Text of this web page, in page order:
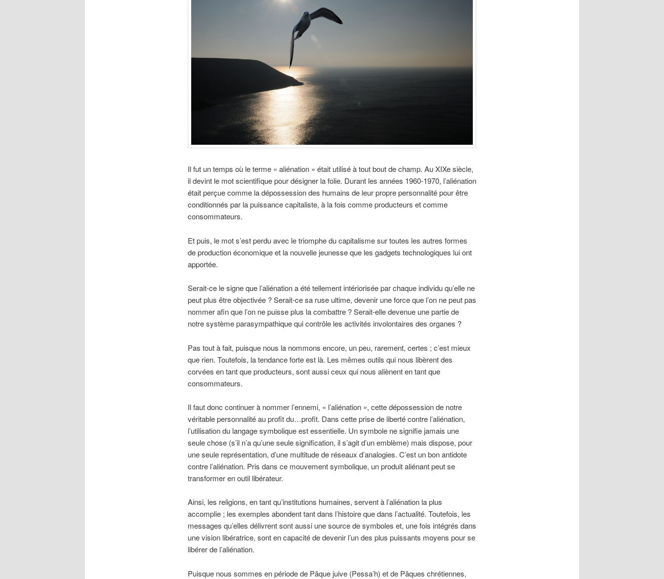
Il fut un temps où le terme « aliénation » était utilisé à tout bout de champ. Au XIXe siècle,
il devint le mot scientifique pour désigner la folie. Durant les années 1960-1970, l’aliénation
était perçue comme la dépossession des humains de leur propre personnalité pour être
conditionnés par la puissance capitaliste, à la fois comme producteurs et comme
consommateurs.
Et puis, le mot s’est perdu avec le triomphe du capitalisme sur toutes les autres formes
de production économique et la nouvelle jeunesse que les gadgets technologiques lui ont
apportée.
Serait-ce le signe que l’aliénation a été tellement intériorisée par chaque individu qu’elle ne
peut plus être objectivée ? Serait-ce sa ruse ultime, devenir une force que l’on ne peut pas
nommer afin que l’on ne puisse plus la combattre ? Serait-elle devenue une partie de
notre système parasympathique qui contrôle les activités involontaires des organes ?
Pas tout à fait, puisque nous la nommons encore, un peu, rarement, certes ; c’est mieux
que rien. Toutefois, la tendance forte est là. Les mêmes outils qui nous libèrent des
corvées en tant que producteurs, sont aussi ceux qui nous aliènent en tant que
consommateurs.
Il faut donc continuer à nommer l’ennemi, « l’aliénation », cette dépossession de notre
véritable personnalité au profit du…profit. Dans cette prise de liberté contre l’aliénation,
l’utilisation du langage symbolique est essentielle. Un symbole ne signifie jamais une
seule chose (s’il n’a qu’une seule signification, il s’agit d’un emblème) mais dispose, pour
une seule représentation, d’une multitude de réseaux d’analogies. C’est un bon antidote
contre l’aliénation. Pris dans ce mouvement symbolique, un produit aliénant peut se
transformer en outil libérateur.
Ainsi, les religions, en tant qu’institutions humaines, servent à l’aliénation la plus
accomplie ; les exemples abondent tant dans l’histoire que dans l’actualité. Toutefois, les
messages qu’elles délivrent sont aussi une source de symboles et, une fois intégrés dans
une vision libératrice, sont en capacité de devenir l’un des plus puissants moyens pour se
libérer de l’aliénation.
Puisque nous sommes en période de Pâque juive (Pessa’h) et de Pâques chrétiennes,